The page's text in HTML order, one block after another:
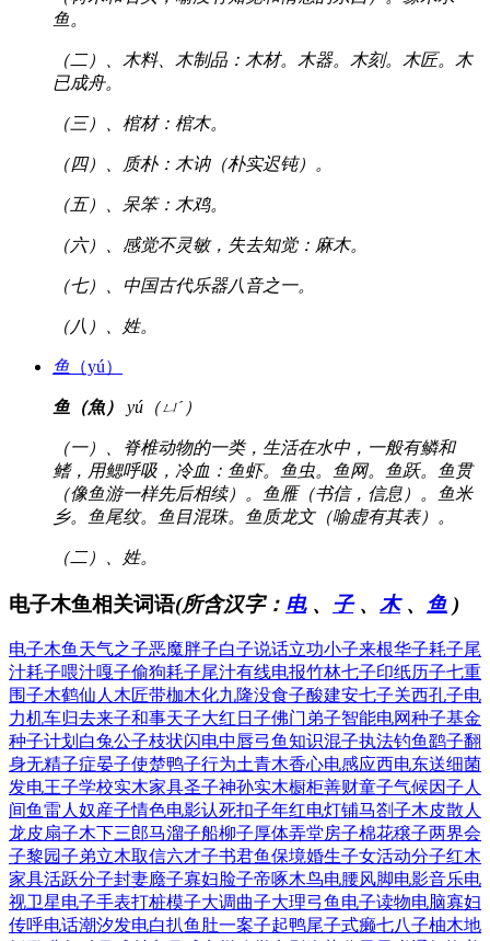
鱼。
（二）、木料、木制品：木材。木器。木刻。木匠。木
已成舟。
（三）、棺材：棺木。
（四）、质朴：木讷（朴实迟钝）。
（五）、呆笨：木鸡。
（六）、感觉不灵敏，失去知觉：麻木。
（七）、中国古代乐器八音之一。
（八）、姓。
鱼 （yú）
鱼（魚） yú（ㄩˊ）
（一）、脊椎动物的一类，生活在水中，一般有鳞和
鳍，用鳃呼吸，冷血：鱼虾。鱼虫。鱼网。鱼跃。鱼贯
（像鱼游一样先后相续）。鱼雁（书信，信息）。鱼米
乡。鱼尾纹。鱼目混珠。鱼质龙文（喻虚有其表）。
（二）、姓。
电子木鱼相关词语(所含汉字： 电、 子、 木、 鱼 )
电子木鱼 天气之子恶魔胖子白子说话立功小子来根华子耗子尾
汁耗子喂汁嘎子偷狗耗子尾汁有线电报竹林七子印纸历子七重
围子木鹤仙人 木匠带枷木化九隆没食子酸建安七子关西孔子电
力机车归去来子和事天子大红日子佛门弟子智能电网种子基金
种子计划 白兔公子枝状闪电中唇弓鱼知识混子执法钓鱼鹞子翻
身无精子症晏子使楚鸭子行为土青木香心电感应西电东送细菌
发电王子学校实木家具圣子神孙实木橱柜善财童子气候因子 人
间鱼雷人奴産子情色电影认死扣子年红电灯铺马劄子木皮散人
龙皮扇子木下三郎马溜子船柳子厚体弄堂房子棉花穣子两界会
子黎园子弟立木取信六才子书君鱼保境婚生子女活动分子红木
家具活跃分子封妻廕子寡妇脸子帝啄木鸟电腰风脚电影音乐电
视卫星电子手表打桩模子大调曲子大理弓鱼 电子读物电脑寡妇
传呼电话潮汐发电白扒鱼肚一案子起鸭尾子式癞七八子柚木地